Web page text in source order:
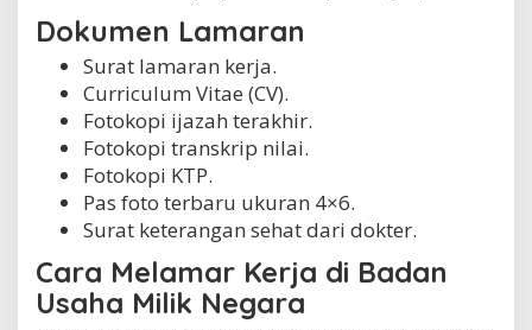
Dokumen Lamaran
Surat lamaran kerja.
Curriculum Vitae (CV).
Fotokopi ijazah terakhir.
Fotokopi transkrip nilai.
Fotokopi KTP.
Pas foto terbaru ukuran 4×6.
Surat keterangan sehat dari dokter.
Cara Melamar Kerja di Badan
Usaha Milik Negara